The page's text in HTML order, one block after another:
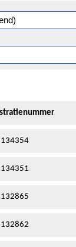
134354
134351
132865
132862